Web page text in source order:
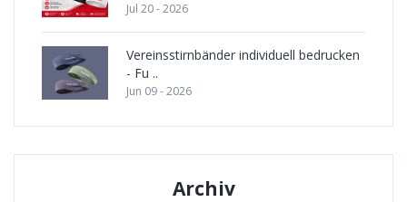
Jul 20 - 2026
Vereinsstirnbänder individuell bedrucken
- Fu ..
Jun 09 - 2026
Archiv